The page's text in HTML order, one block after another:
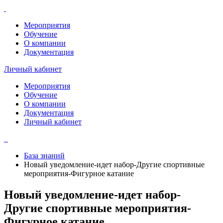
Мероприятия
Обучение
О компании
Документация
Личный кабинет
Мероприятия
Обучение
О компании
Документация
Личный кабинет
База знаний
Новый уведомление-идет набор-Другие спортивные
мероприятия-Фигурное катание
Новый уведомление-идет набор-
Другие спортивные мероприятия-